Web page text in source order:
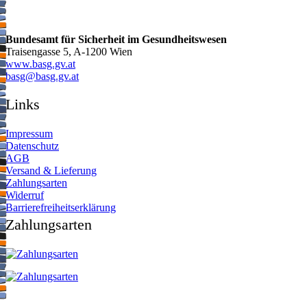
Bundesamt für Sicherheit im Gesundheitswesen
Traisengasse 5, A-1200 Wien
www.basg.gv.at
ta.vg.gsab@gsab
Links
Impressum
Datenschutz
AGB
Versand & Lieferung
Zahlungsarten
Widerruf
Barrierefreiheitserklärung
Zahlungsarten